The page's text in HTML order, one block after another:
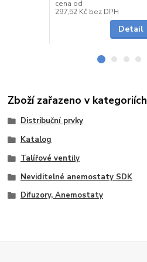
cena od
297,52 Kč bez DPH
Detail
Zboží zařazeno v kategoriích
Distribuční prvky
Katalog
Talířové ventily
Neviditelné anemostaty SDK
Difuzory, Anemostaty